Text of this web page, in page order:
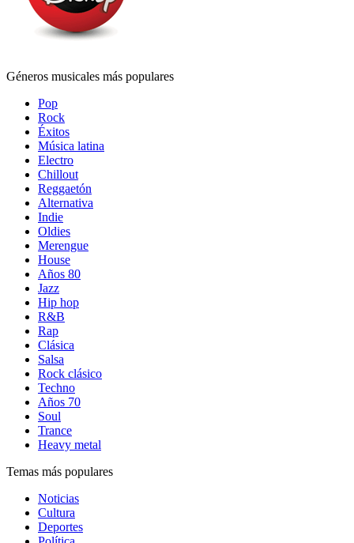
Géneros musicales más populares
Pop
Rock
Éxitos
Música latina
Electro
Chillout
Reggaetón
Alternativa
Indie
Oldies
Merengue
House
Años 80
Jazz
Hip hop
R&B
Rap
Clásica
Salsa
Rock clásico
Techno
Años 70
Soul
Trance
Heavy metal
Temas más populares
Noticias
Cultura
Deportes